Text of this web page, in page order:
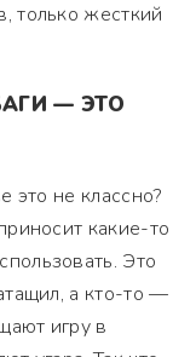
только жесткий
— ЭТО
это не классно?
какие-то
Это
а кто-то —
игру в